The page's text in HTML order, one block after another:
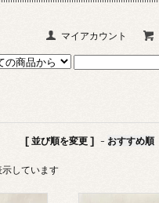
マイアカウント
[ 並び順を変更 ] - おすすめ順
しています